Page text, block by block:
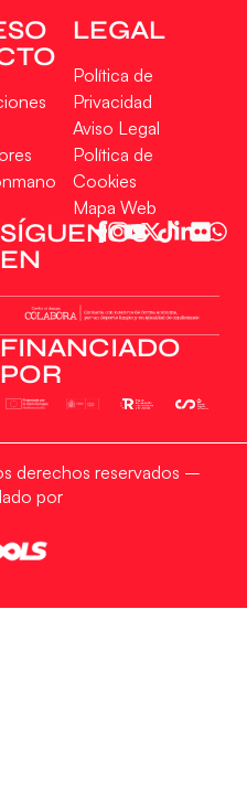
tecnologías como las cookies
del dispositivo. El consentimiento
datos como el comportamiento de
este sitio. No consentir o retirar el
a ciertas características y
LEGAL
Política de
Privacidad
Aviso Legal
Política de
Cookies
Mapa Web
SÍGUENOS
EN
FINANCIADO
POR
derechos reservados –
por